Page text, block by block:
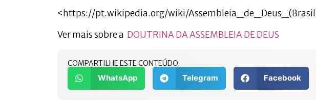
<https://pt.wikipedia.org/wiki/
Ver mais sobre a DOUTRINA DA ASSEMBLEIA DE DEUS
COMPARTILHE ESTE CONTEÚDO:
WhatsApp Telegram Facebook